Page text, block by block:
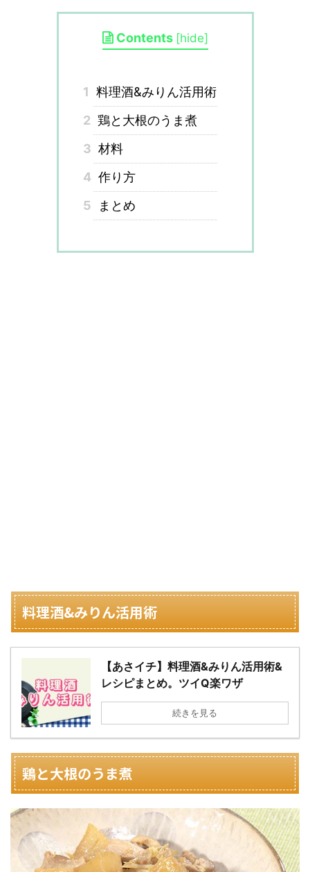
Contents [hide]
1 料理酒&みりん活用術
2 鶏と大根のうま煮
3 材料
4 作り方
5
まとめ
料理酒&みりん活用術
【あさイチ】料理酒&みりん活用術&
レシピまとめ。ツイQ楽ワザ
続きを見る
鶏と大根のうま煮